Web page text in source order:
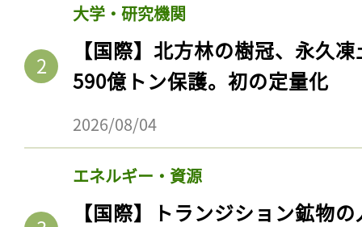
大学・研究機関
【国際】北方林の樹冠、永久
590億トン保護。初の定量化
2026/08/04
エネルギー・資源
【国際】トランジション鉱物